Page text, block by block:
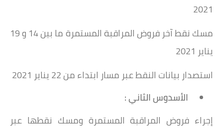
2021
مسك نقط آخر فروض المراقبة المستمرة ما بين 14 و 19
يناير 2021
استصدار بيانات النقط عبر مسار ابتداء من 22 يناير 2021
الأسدوس الثاني :
إجراء فروض المراقبة المستمرة ومسك نقطها عبر